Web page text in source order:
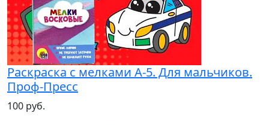
Раскраска с мелками А-5. Для мальчиков.
Проф-Пресс
100 руб.